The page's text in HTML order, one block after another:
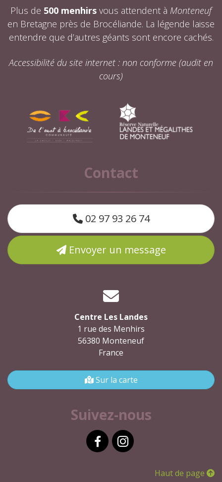
Plus de 500 menhirs vous attendent à Monteneuf
en Bretagne près de Brocéliande. La légende laisse
entendre que d’autres géants sont encore cachés.
Accessibilité du site internet : non conforme (audit en
cours)
Contact
02 97 93 26 74
Envoyer un message
Centre Les Landes
1 rue des Menhirs
56380 Monteneuf
France
Sur la carte
Suivez-nous
Haut de page